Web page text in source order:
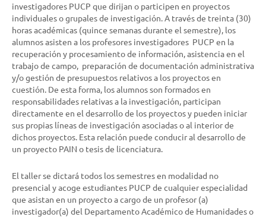
investigadores PUCP que dirijan o participen en proyectos
individuales o grupales de investigación. A través de treinta (30)
horas académicas (quince semanas durante el semestre), los
alumnos asisten a los profesores investigadores PUCP en la
recuperación y procesamiento de información, asistencia en el
trabajo de campo, preparación de documentación administrativa
y/o gestión de presupuestos relativos a los proyectos en
cuestión. De esta forma, los alumnos son formados en
responsabilidades relativas a la investigación, participan
directamente en el desarrollo de los proyectos y pueden iniciar
sus propias líneas de investigación asociadas o al interior de
dichos proyectos. Esta relación puede conducir al desarrollo de
un proyecto PAIN o tesis de licenciatura.
El taller se dictará todos los semestres en modalidad no
presencial y acoge estudiantes PUCP de cualquier especialidad
que asistan en un proyecto a cargo de un profesor (a)
investigador(a) del Departamento Académico de Humanidades o